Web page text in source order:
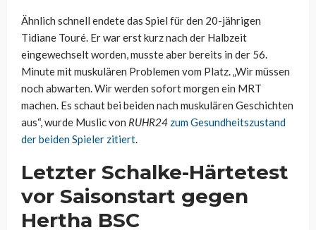
Ähnlich schnell endete das Spiel für den 20-jährigen
Tidiane Touré. Er war erst kurz nach der Halbzeit
eingewechselt worden, musste aber bereits in der 56.
Minute mit muskulären Problemen vom Platz. „Wir müssen
noch abwarten. Wir werden sofort morgen ein MRT
machen. Es schaut bei beiden nach muskulären Geschichten
aus“, wurde Muslic von RUHR24 zum Gesundheitszustand
der beiden Spieler zitiert.
Letzter Schalke-Härtetest
vor Saisonstart gegen
Hertha BSC